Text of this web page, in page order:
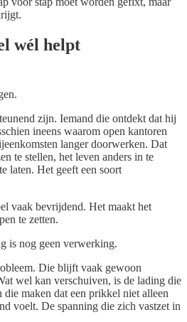
wél helpt
zijn. Iemand die ontdekt dat hij
ineens waarom open kantoren
langer doorwerken. Dat
te stellen, het leven anders in te
laten. Het geeft een soort
vaak bevrijdend. Het maakt het
te zetten.
is nog geen verwerking.
Die blijft vaak gewoon
wel kan verschuiven, is de lading die
maken dat een prikkel niet alleen
voelt. De spanning die zich vastzet in